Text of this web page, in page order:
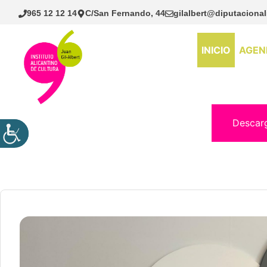
Saltar
965 12 12 14 C/San Fernando, 44
INICIO